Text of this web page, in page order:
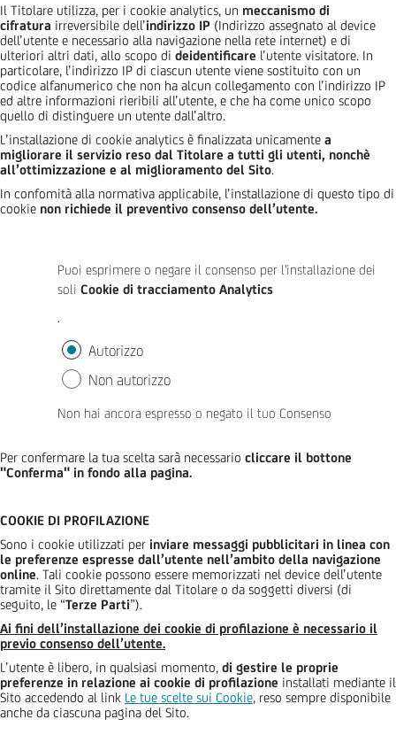
Il Titolare utilizza, per i cookie analytics, un meccanismo di
cifratura irreversibile dell’indirizzo IP (Indirizzo assegnato al device
dell’utente e necessario alla navigazione nella rete internet) e di
ulteriori altri dati, allo scopo di deidentificare l’utente visitatore. In
particolare, l’indirizzo IP di ciascun utente viene sostituito con un
codice alfanumerico che non ha alcun collegamento con l’indirizzo IP
ed altre informazioni rieribili all’utente, e che ha come unico scopo
quello di distinguere un utente dall’altro.
L’installazione di cookie analytics è finalizzata unicamente a
migliorare il servizio reso dal Titolare a tutti gli utenti, nonchè
all’ottimizzazione e al miglioramento del Sito.
In confomità alla normativa applicabile, l’installazione di questo tipo di
cookie non richiede il preventivo consenso dell’utente.
Puoi esprimere o negare il consenso per l'installazione dei
soli Cookie di tracciamento Analytics
.
Autorizzo
Non autorizzo
Non hai ancora espresso o negato il tuo Consenso
Per confermare la tua scelta sarà necessario cliccare il bottone
"Conferma" in fondo alla pagina.
COOKIE DI PROFILAZIONE
Sono i cookie utilizzati per inviare messaggi pubblicitari in linea con
le preferenze espresse dall’utente nell’ambito della navigazione
online. Tali cookie possono essere memorizzati nel device dell’utente
tramite il Sito direttamente dal Titolare o da soggetti diversi (di
seguito, le “Terze Parti”).
Ai fini dell’installazione dei cookie di profilazione è necessario il
previo consenso dell’utente.
L’utente è libero, in qualsiasi momento, di gestire le proprie
preferenze in relazione ai cookie di profilazione installati mediante il
Sito accedendo al link Le tue scelte sui Cookie, reso sempre disponibile
anche da ciascuna pagina del Sito.